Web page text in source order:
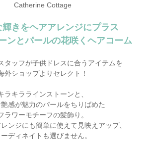
Catherine Cottage
きをヘアアレンジにプラス
ンとパールの花咲くヘアコーム
タッフが子供ドレスに合うアイテムを
外ショップよりセレクト！
ラキララインストーンと、
艶感が魅力のパールをちりばめた
ラワーモチーフの髪飾り。
ンジにも簡単に使えて見映えアップ、
ーディネイトも選びません。